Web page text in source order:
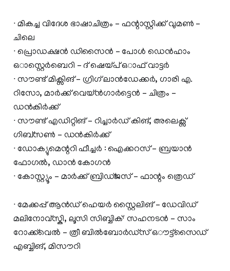
∙ മികച്ച വിദേശ ഭാഷാചിത്രം – ഫന്റാസ്റ്റിക്ക് വുമൺ –
ചിലെ
∙ പ്രൊഡക്ഷൻ ഡിസൈൻ – പോൾ ഡെൻഹാം
ഒാസ്റ്റെർബെറി – ദ് ഷെയ്പ് ഒാഫ് വാട്ടർ
∙ സൗണ്ട് മിക്സിങ് – ഗ്രിഗ് ലാൻഡേക്കർ, ഗാരി എ.
റിസോ, മാർക്ക് വെയ്ൻഗാർട്ടെൻ – ചിത്രം –
ഡൻകിർക്ക്
∙ സൗണ്ട് എഡിറ്റിങ് – റിച്ചാർഡ് കിങ്, അലെക്സ്
ഗിബ്സൺ – ഡൻകിർക്ക്
∙ ഡോക്യുമെന്ററി ഫീച്ചർ : ഐക്കറസ് – ബ്രയാൻ
ഫോഗൽ, ഡാൻ കോഗൻ
∙ കോസ്റ്റ്യൂം – മാർക്ക് ബ്രിഡ്ജസ് – ഫാന്റം ത്രെഡ്
∙ മേക്കപ്പ് ആൻഡ് ഹെയർ സ്റ്റൈലിങ് – ഡേവിഡ്
മലിനോവ്സ്കി, ലൂസി സിബ്ബിക്∙ സഹനടൻ‌ – സാം
റോക്ക്‌വെൽ – ത്രീ ബിൽബോർഡ്സ് ഒൗട്ട്സൈഡ്
എബ്ബിങ്, മിസൗറി